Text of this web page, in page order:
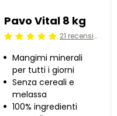
Pavo Vital 8 kg
Beoordeling: 5/5 21 recensioni
Mangimi minerali
per tutti i giorni
Senza cereali e
melassa
100% ingredienti